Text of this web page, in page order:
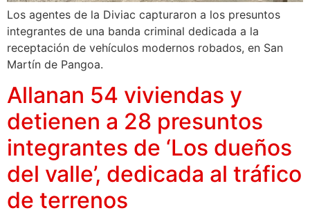
Los agentes de la Diviac capturaron a los presuntos
integrantes de una banda criminal dedicada a la
receptación de vehículos modernos robados, en San
Martín de Pangoa.
Allanan 54 viviendas y
detienen a 28 presuntos
integrantes de ‘Los dueños
del valle’, dedicada al tráfico
de terrenos